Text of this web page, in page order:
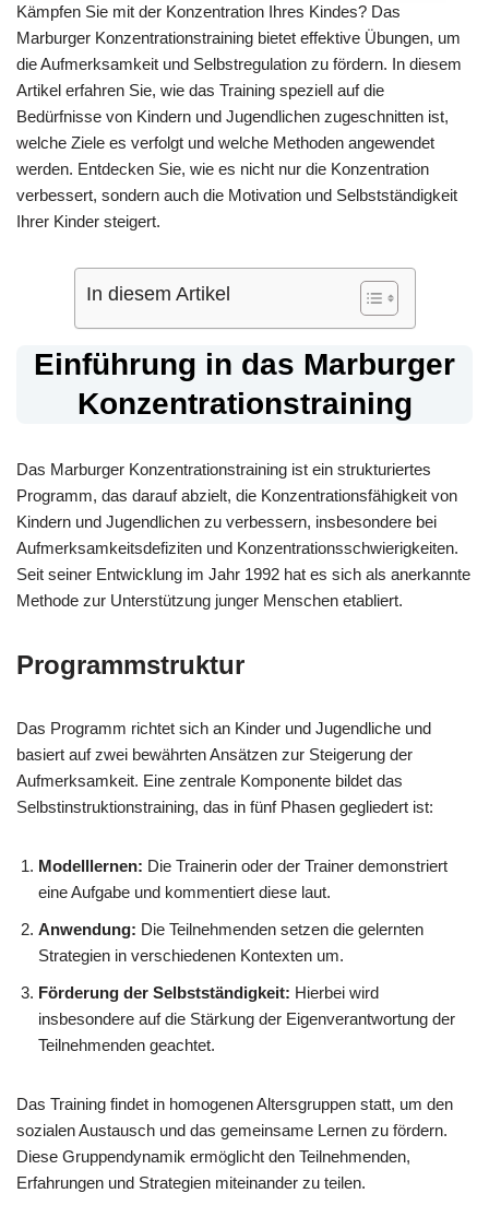
Kämpfen Sie mit der Konzentration Ihres Kindes? Das
Marburger Konzentrationstraining bietet effektive Übungen, um
die Aufmerksamkeit und Selbstregulation zu fördern. In diesem
Artikel erfahren Sie, wie das Training speziell auf die
Bedürfnisse von Kindern und Jugendlichen zugeschnitten ist,
welche Ziele es verfolgt und welche Methoden angewendet
werden. Entdecken Sie, wie es nicht nur die Konzentration
verbessert, sondern auch die Motivation und Selbstständigkeit
Ihrer Kinder steigert.
In diesem Artikel
Einführung in das Marburger
Konzentrationstraining
Das Marburger Konzentrationstraining ist ein strukturiertes
Programm, das darauf abzielt, die Konzentrationsfähigkeit von
Kindern und Jugendlichen zu verbessern, insbesondere bei
Aufmerksamkeitsdefiziten und Konzentrationsschwierigkeiten.
Seit seiner Entwicklung im Jahr 1992 hat es sich als anerkannte
Methode zur Unterstützung junger Menschen etabliert.
Programmstruktur
Das Programm richtet sich an Kinder und Jugendliche und
basiert auf zwei bewährten Ansätzen zur Steigerung der
Aufmerksamkeit. Eine zentrale Komponente bildet das
Selbstinstruktionstraining, das in fünf Phasen gegliedert ist:
Modelllernen: Die Trainerin oder der Trainer demonstriert
eine Aufgabe und kommentiert diese laut.
Anwendung: Die Teilnehmenden setzen die gelernten
Strategien in verschiedenen Kontexten um.
Förderung der Selbstständigkeit: Hierbei wird
insbesondere auf die Stärkung der Eigenverantwortung der
Teilnehmenden geachtet.
Das Training findet in homogenen Altersgruppen statt, um den
sozialen Austausch und das gemeinsame Lernen zu fördern.
Diese Gruppendynamik ermöglicht den Teilnehmenden,
Erfahrungen und Strategien miteinander zu teilen.